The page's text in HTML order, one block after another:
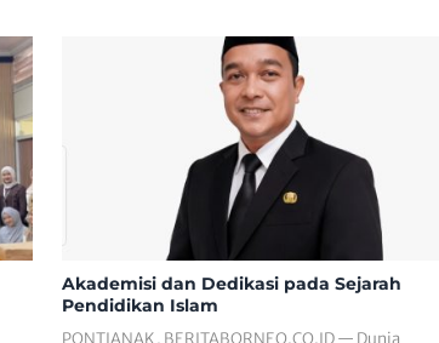
Akademisi dan Dedikasi pada Sejarah
Pendidikan Islam